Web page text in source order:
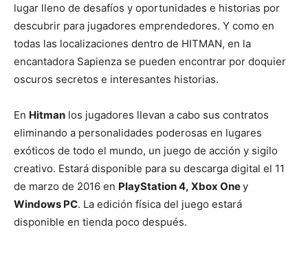
lugar lleno de desafíos y oportunidades e historias por
descubrir para jugadores emprendedores. Y como en
todas las localizaciones dentro de HITMAN, en la
encantadora Sapienza se pueden encontrar por doquier
oscuros secretos e interesantes historias.
En Hitman los jugadores llevan a cabo sus contratos
eliminando a personalidades poderosas en lugares
exóticos de todo el mundo, un juego de acción y sigilo
creativo. Estará disponible para su descarga digital el 11
de marzo de 2016 en PlayStation 4, Xbox Oney
Windows PC. La edición física del juego estará
disponible en tienda poco después.